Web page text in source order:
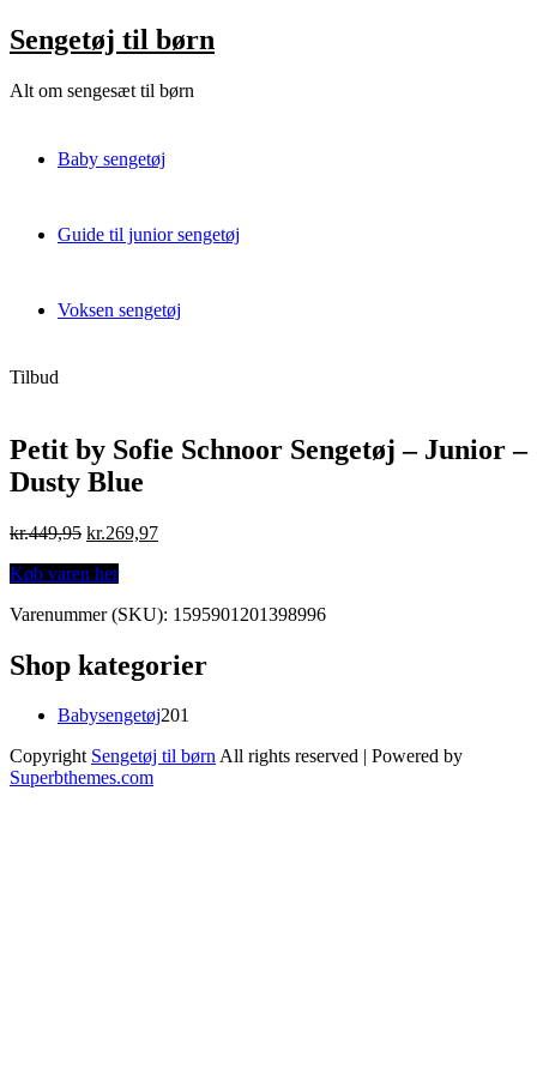
Skip
to
Sengetøj til børn
Alt om sengesæt til børn
Baby sengetøj
Guide til junior sengetøj
Voksen sengetøj
Tilbud
Petit by Sofie Schnoor Sengetøj – Junior –
Dusty Blue
kr.449,95 Original
was:
kr.269,97Current
Køb varen her
Varenummer (SKU): 1595901201398996
Shop kategorier
Babysengetøj201
Copyright Sengetøj til børnAll rights reserved | Powered by
Superbthemes.com